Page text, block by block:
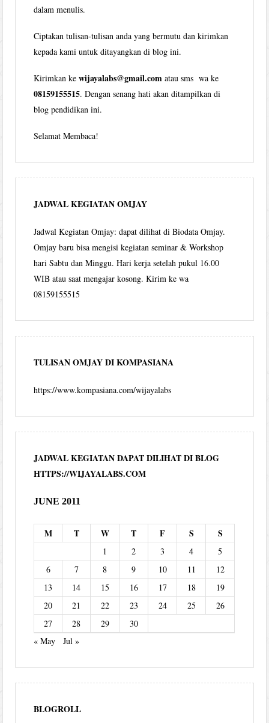
dalam menulis.
Ciptakan tulisan-tulisan anda yang bermutu dan kirimkan
kepada kami untuk ditayangkan di blog ini.
Kirimkan kewijayalabs@gmail.com atau sms wa ke
08159155515. Dengan senang hati akan ditampilkan di
blog pendidikan ini.
Selamat Membaca!
JADWAL KEGIATAN OMJAY
Jadwal Kegiatan Omjay: dapat dilihat di Biodata Omjay.
Omjay baru bisa mengisi kegiatan seminar & Workshop
hari Sabtu dan Minggu. Hari kerja setelah pukul 16.00
WIB atau saat mengajar kosong. Kirim ke wa
08159155515
TULISAN OMJAY DI KOMPASIANA
https://www.kompasiana.com/wijayalabs
JADWAL KEGIATAN DAPAT DILIHAT DI BLOG
HTTPS://WIJAYALABS.COM
JUNE 2011
M T W T F S S
1 2 3 4
5
6
7 8 9 10 11
12
13
14 15 16 17 18
19
20
21 22 23 24 25
26
27
28 29
30
« May
Jul »
BLOGROLL